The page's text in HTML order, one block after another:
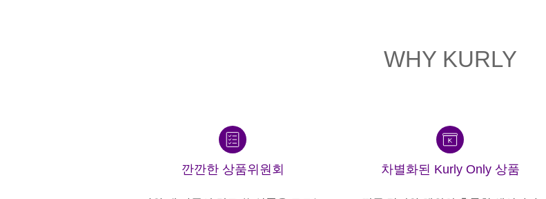
WHY KURLY
깐깐한 상품위원회 차별화된 Kurly Only 상품